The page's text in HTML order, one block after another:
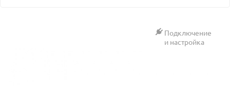
Подключение
и настройка